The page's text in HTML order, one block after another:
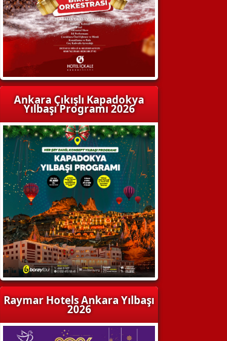
Ankara Çıkışlı Kapadokya
Yılbaşı Programı 2026
Raymar Hotels Ankara Yılbaşı
2026